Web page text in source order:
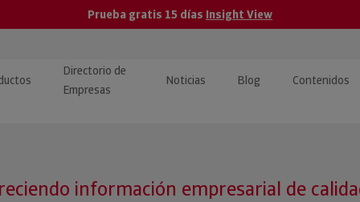
Prueba gratis 15 días Insight View
Directorio de
Empresas
Noticias Blog Contenidos
Pública
información empresarial de